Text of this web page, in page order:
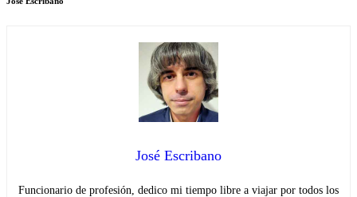
José Escribano
Funcionario de profesión, dedico mi tiempo libre a viajar por todos los